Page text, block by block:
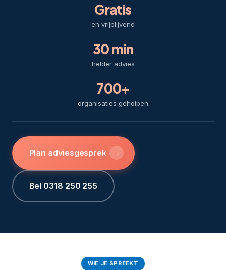
Gratis
en vrijblijvend
30 min
helder advies
700+
organisaties geholpen
Plan adviesgesprek →
Bel 0318 250 255
WIE JE SPREEKT